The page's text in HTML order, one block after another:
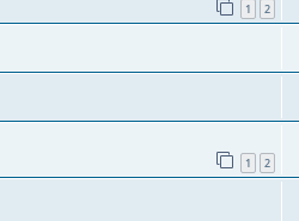
1 2
1 2